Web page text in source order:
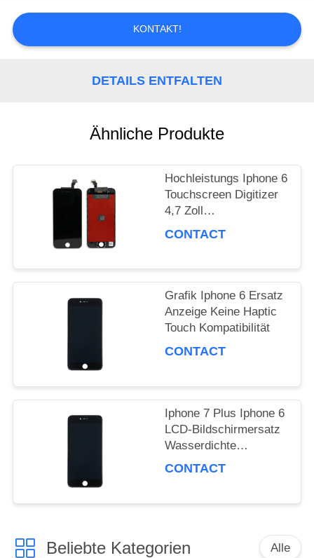
QUALITÄTSKONTROLLE
PRIVACY
POLICY
KONTAKT!
DETAILS ENTFALTEN
Ähnliche Produkte
Hochleistungs Iphone 6
Touchscreen Digitizer
4,7 Zoll
Grafikbildschirm
CONTACT
Grafik Iphone 6 Ersatz
Anzeige Keine Haptic
Touch Kompatibilität
CONTACT
Iphone 7 Plus Iphone 6
LCD-Bildschirmersatz
Wasserdichte
Grafikbildschirm
CONTACT
Beliebte Kategorien Alle